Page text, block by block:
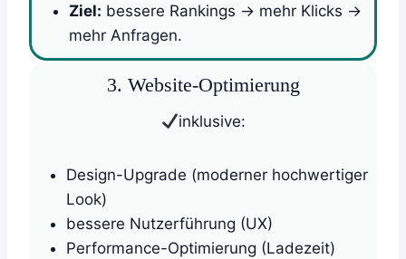
Ziel: bessere Rankings -> mehr Klicks ->
mehr Anfragen.
3. Website-Optimierung
inklusive:
Design-Upgrade (moderner hochwertiger
Look)
bessere Nutzerführung (UX)
Performance-Optimierung (Ladezeit)